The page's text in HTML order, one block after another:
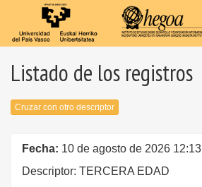
Listado de los registros
Cruzar con otro descriptor
Fecha: 10 de agosto de 2026 12:13
Descriptor: TERCERA EDAD